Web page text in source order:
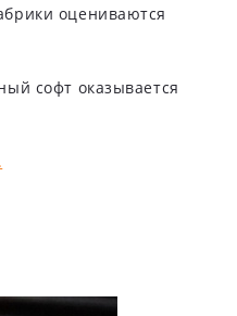
оцениваются
софт оказывается